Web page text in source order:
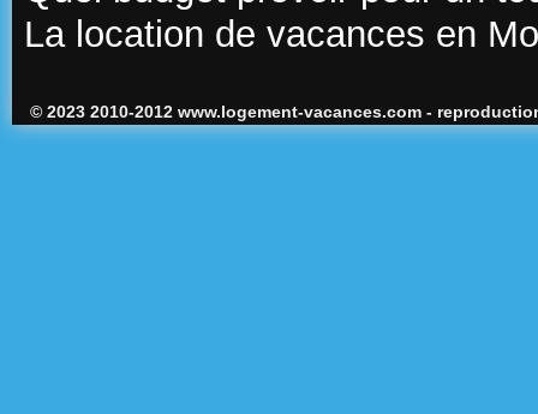
La location de vacances en
© 2023 2010-2012 www.logement-vacances.com -